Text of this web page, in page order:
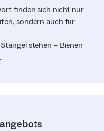
finden sich nicht nur
sondern auch für
stehen – Bienen